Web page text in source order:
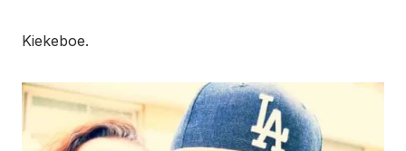
Kiekeboe.